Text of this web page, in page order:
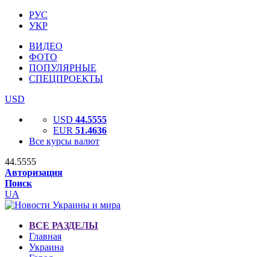
РУС
УКР
ВИДЕО
ФОТО
ПОПУЛЯРНЫЕ
СПЕЦПРОЕКТЫ
USD
USD 44.5555
EUR 51.4636
Все курсы валют
44.5555
Авторизация
Поиск
UA
ВСЕ РАЗДЕЛЫ
Главная
Украина